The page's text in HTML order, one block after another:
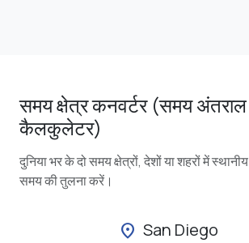
समय क्षेत्र कनवर्टर (समय अंतराल
कैलकुलेटर)
दुनिया भर के दो समय क्षेत्रों, देशों या शहरों में स्थानीय
समय की तुलना करें।
location_on San Diego